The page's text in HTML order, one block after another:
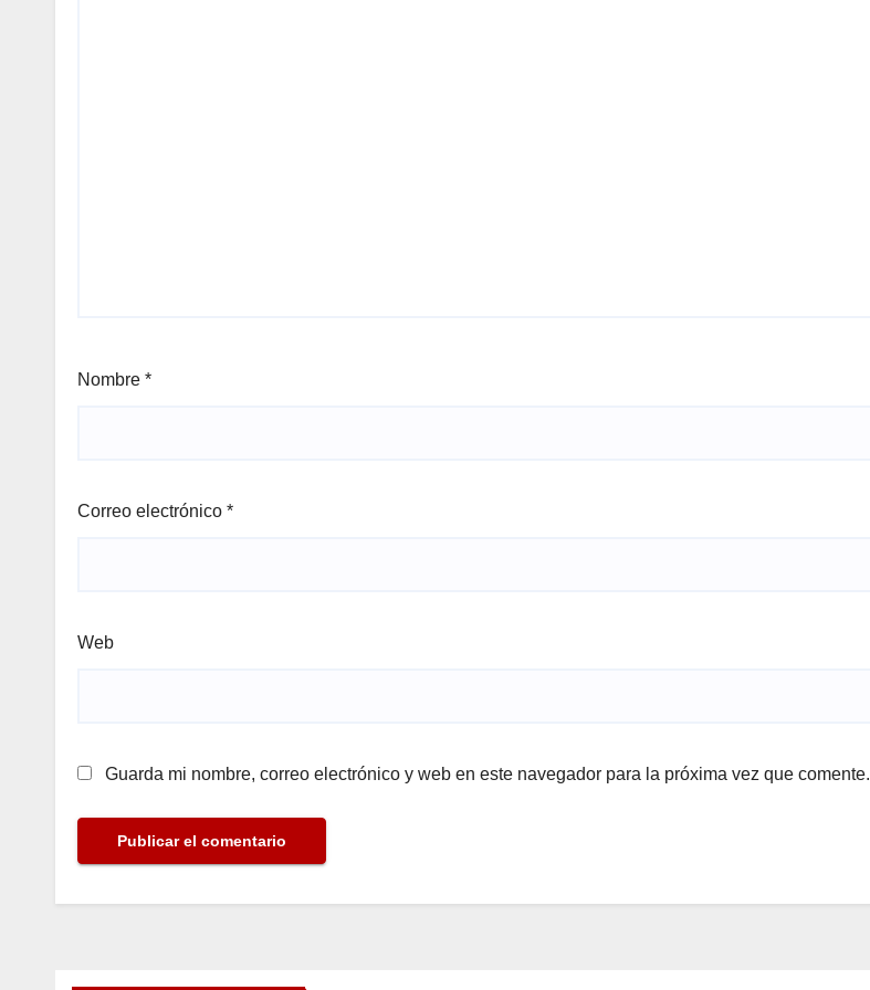
Nombre *
Correo electrónico *
Web
Guarda mi nombre, correo electrónico y web en este navegador para la próxima vez que comente.